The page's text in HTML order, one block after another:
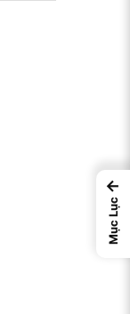
←
Mục Lục